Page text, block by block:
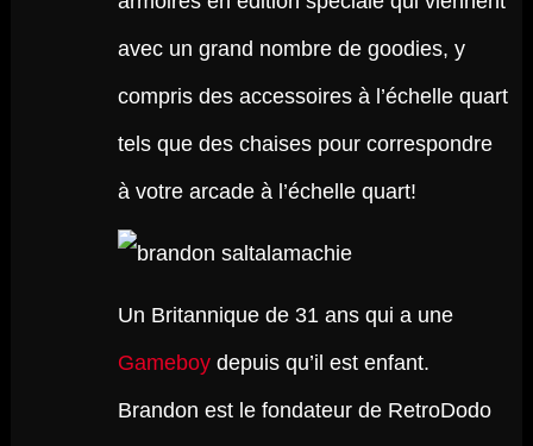
avec un grand nombre de goodies, y
compris des accessoires à l’échelle quart
tels que des chaises pour correspondre
à votre arcade à l’échelle quart!
Un Britannique de 31 ans qui a une
Gameboydepuis qu’il est enfant.
Brandon est le fondateur de RetroDodo